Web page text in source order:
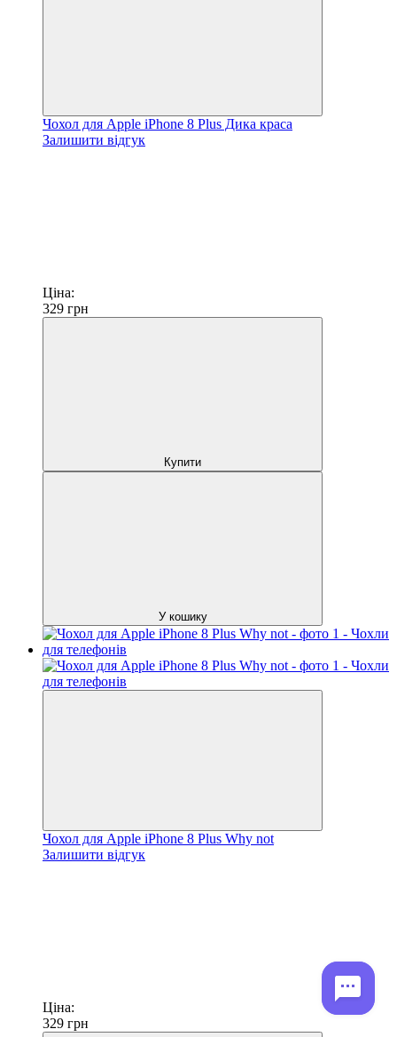
Чохол для Apple iPhone 8 Plus Дика краса
Залишити відгук
Ціна:
329 грн
Купити
У кошику
Чохол для Apple iPhone 8 Plus Why not
Залишити відгук
Ціна:
329 грн